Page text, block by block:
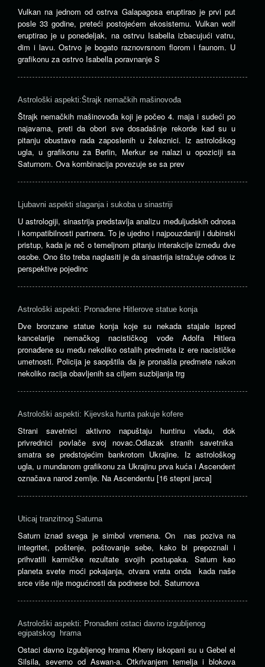
Vulkan na jednom od ostrva Galapagosa eruptirao je prvi put
posle 33 godine, preteći postojećem ekosistemu. Vulkan wolf
eruptirao je u ponedeljak, na ostrvu Isabella izbacujući vatru,
dim i lavu. Ostrvo je bogato raznovrsnom florom i faunom. U
grafikonu za ostrvo Isabella poravnanje S
Astrološki aspekti:Štrajk nemačkih mašinovođa
Štrajk nemačkih mašinovođa koji je počeo 4. maja i sudeći po
najavama, preti da obori sve dosadašnje rekorde kad su u
pitanju obustave rada zaposlenih u železnici. Iz astrološkog
ugla, u grafikonu za Berlin, Merkur se nalazi u opoziciji sa
Saturnom. Ova kombinacija povezuje se sa prev
Ljubavni aspekti slaganja i sukoba u sinastriji
U astrologiji, sinastrija predstavlja analizu međuljudskih odnosa
i kompatibilnosti partnera. To je ujedno i najpouzdaniji i dubinski
pristup, kada je reč o temeljnom pitanju interakcije između dve
osobe. Ono što treba naglasiti je da sinastrija istražuje odnos iz
perspektive pojedinc
Astrološki aspekti: Pronađene Hitlerove statue konja
Dve bronzane statue konja koje su nekada stajale ispred
kancelarije nemačkog nacističkog vođe Adolfa Hitlera
pronađene su među nekoliko ostalih predmeta iz ere nacističke
umetnosti. Policija je saopštila da je pronašla predmete nakon
nekoliko racija obavljenih sa ciljem suzbijanja trg
Astrološki aspekti: Kijevska hunta pakuje kofere
Strani savetnici aktivno napuštaju huntinu vladu, dok
privrednici povlače svoj novac.Odlazak stranih savetnika
smatra se predstojećim bankrotom Ukrajine. Iz astrološkog
ugla, u mundanom grafikonu za Ukrajinu prva kuća i Ascendent
označava narod zemlje. Na Ascendentu [16 stepni jarca]
Uticaj tranzitnog Saturna
Saturn iznad svega je simbol vremena. On nas poziva na
integritet, poštenje, poštovanje sebe, kako bi prepoznali i
prihvatili karmičke rezultate svojih postupaka. Saturn kao
planeta svete moći pokajanja, otvara vrata onda kada naše
srce više nije mogućnosti da podnese bol. Saturnova
Astrološki aspekti: Pronađeni ostaci davno izgubljenog
egipatskog hrama
Ostaci davno izgubljenog hrama Kheny iskopani su u Gebel el
Silsila, severno od Aswan-a. Otkrivanjem temelja i blokova